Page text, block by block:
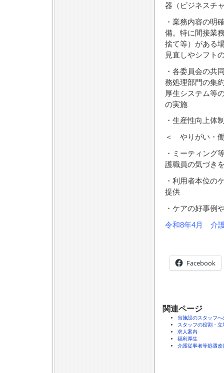
器（ビジネスチ
・業務内容の明
備。特に間接業
捨て等）がある
見直しやシフト
・各委員会の共
務処理部門の集
厚生システム等
の実施
・生産性向上体
＜ やりがい・
・ミーティング
護職員の気づき
・利用者本位の
提供
・ケアの好事例
令和8年4月 介
Facebook
関連ページ
当施設のスタッフへ
スタッフの役割・立
求人案内
福利厚生
介護従事者等処遇